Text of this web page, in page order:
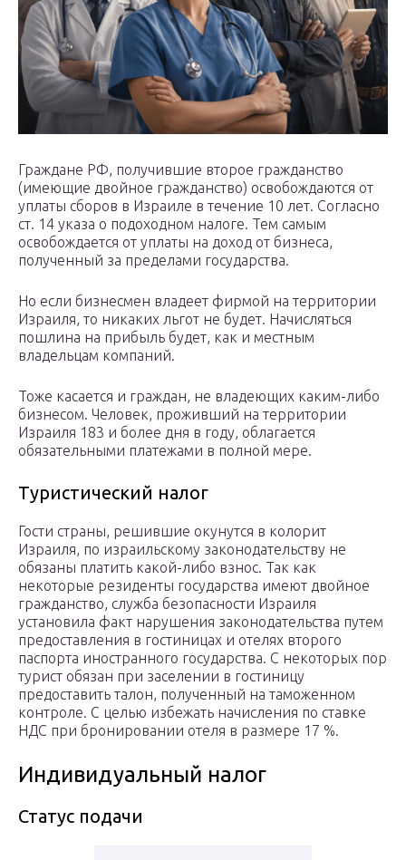
Граждане РФ, получившие второе гражданство
(имеющие двойное гражданство) освобождаются от
уплаты сборов в Израиле в течение 10 лет. Согласно
ст. 14 указа о подоходном налоге. Тем самым
освобождается от уплаты на доход от бизнеса,
полученный за пределами государства.
Но если бизнесмен владеет фирмой на территории
Израиля, то никаких льгот не будет. Начисляться
пошлина на прибыль будет, как и местным
владельцам компаний.
Тоже касается и граждан, не владеющих каким-либо
бизнесом. Человек, проживший на территории
Израиля 183 и более дня в году, облагается
обязательными платежами в полной мере.
Туристический налог
Гости страны, решившие окунутся в колорит
Израиля, по израильскому законодательству не
обязаны платить какой-либо взнос. Так как
некоторые резиденты государства имеют двойное
гражданство, служба безопасности Израиля
установила факт нарушения законодательства путем
предоставления в гостиницах и отелях второго
паспорта иностранного государства. С некоторых пор
турист обязан при заселении в гостиницу
предоставить талон, полученный на таможенном
контроле. С целью избежать начисления по ставке
НДС при бронировании отеля в размере 17 %.
Индивидуальный налог
Статус подачи